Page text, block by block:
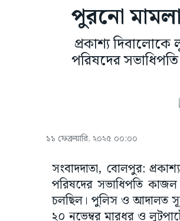
পুরনো
প্রকাশ্য
পরিষদের
১১ ফেব্রুয়ারি, ২০২৫ ০০:০০
সংবাদদাতা, বোলপুর:
পরিষদের সভাধিপতি
চলছিল। পুলিস ও আদালত
২০ নভেম্বর মারধর ও